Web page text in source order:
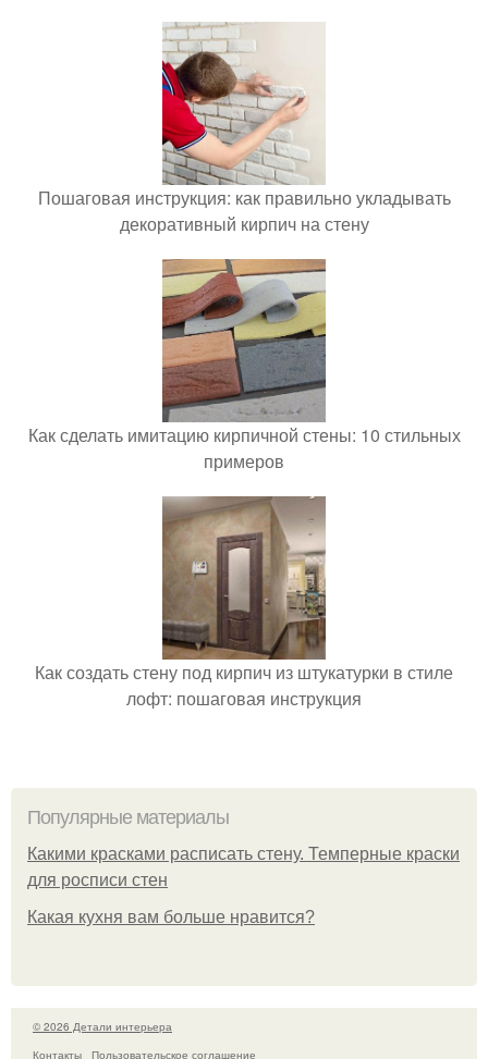
Пошаговая инструкция: как правильно укладывать
декоративный кирпич на стену
Как сделать имитацию кирпичной стены: 10 стильных
примеров
Как создать стену под кирпич из штукатурки в стиле
лофт: пошаговая инструкция
Популярные материалы
Какими красками расписать стену. Темперные краски
для росписи стен
Какая кухня вам больше нравится?
© 2026 Детали интерьера
Контакты
Пользовательское соглашение